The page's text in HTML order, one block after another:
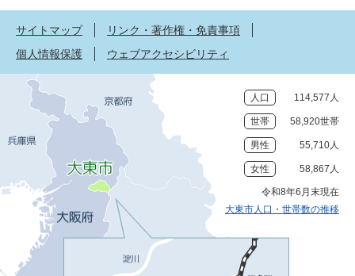
サイトマップ
リンク・著作権・免責事項
個人情報保護
ウェブアクセシビリティ
人口 114,577人
世帯 58,920世帯
男性 55,710人
女性 58,867人
令和8年6月末現在
大東市人口・世帯数の推移